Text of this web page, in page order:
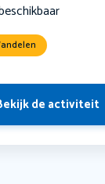
de activiteit